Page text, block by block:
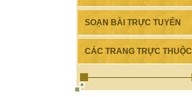
SOẠN BÀI TRỰC TUYẾN
CÁC TRANG TRỰC THUỘC